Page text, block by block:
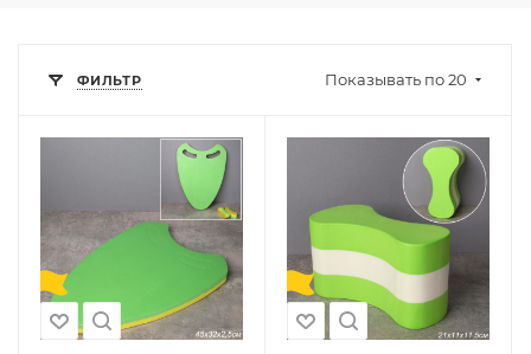
ФИЛЬТР Показывать по 20